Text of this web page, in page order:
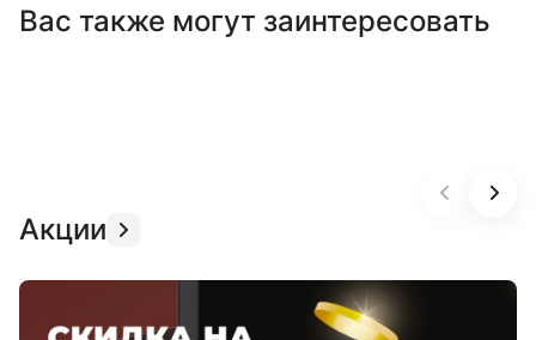
Вас также могут заинтересовать
Акции